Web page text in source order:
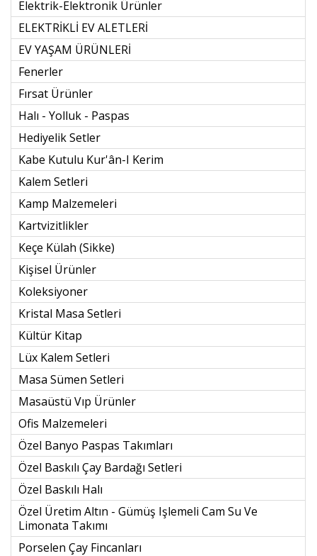
Elektrik-Elektronik Ürünler
ELEKTRİKLİ EV ALETLERİ
EV YAŞAM ÜRÜNLERİ
Fenerler
Fırsat Ürünler
Halı - Yolluk - Paspas
Hediyelik Setler
Kabe Kutulu Kur'ân-I Kerim
Kalem Setleri
Kamp Malzemeleri
Kartvizitlikler
Keçe Külah (sikke)
Kişisel Ürünler
Koleksiyoner
Kristal Masa Setleri
Kültür Kitap
Lüx Kalem Setleri
Masa Sümen Setleri
Masaüstü Vıp Ürünler
Ofis Malzemeleri
Özel Banyo Paspas Takımları
Özel Baskılı Çay Bardağı Setleri
Özel Baskılı Halı
Özel Üretim Altın - Gümüş Işlemeli Cam Su Ve
Limonata Takımı
Porselen Çay Fincanları